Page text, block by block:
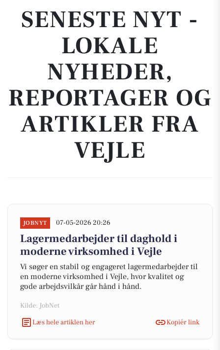
SENESTE NYT -
LOKALE
NYHEDER,
REPORTAGER OG
ARTIKLER FRA
VEJLE
JOBNYT 07-05-2026 20:26
Lagermedarbejder til daghold i
moderne virksomhed i Vejle
Vi søger en stabil og engageret lagermedarbejder til
en moderne virksomhed i Vejle, hvor kvalitet og
gode arbejdsvilkår går hånd i hånd.
Kilde: JobNet
Læs hele artiklen her
Kopiér link